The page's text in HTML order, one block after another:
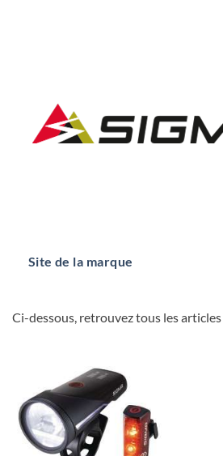
Site de la marque
Ci-dessous, retrouvez tous les